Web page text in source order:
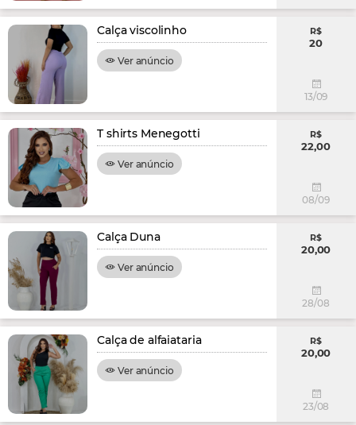
Calça viscolinho
Ver anúncio
R$
20
13/09
T shirts Menegotti
Ver anúncio
R$
22,00
08/09
Calça Duna
Ver anúncio
R$
20,00
28/08
Calça de alfaiataria
Ver anúncio
R$
20,00
23/08